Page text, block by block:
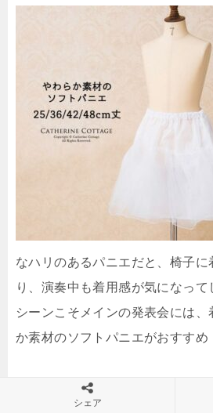
なハリのあるパニエだと、椅子に
り、演奏中も着用感が気になっ
シーンこそメインの発表会には、
か素材のソフトパニエがおすすめ
シェア